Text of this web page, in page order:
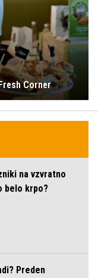
Corner
na vzvratno
belo krpo?
Preden